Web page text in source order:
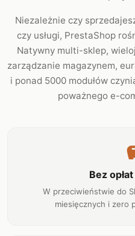
Niezależnie czy
czy usługi, PrestaShop
Natywny multi-sklep,
zarządzanie magazynem,
i ponad 5000 modułów
poważnego e-
Bez
W przeciwieństwie do
miesięcznych i zero